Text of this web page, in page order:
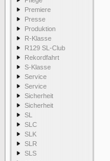
Premiere
Presse
Produktion
R-Klasse
R129 SL-Club
Rekordfahrt
S-Klasse
Service
Service
Sicherheit
Sicherheit
SL
SLC
SLK
SLR
SLS